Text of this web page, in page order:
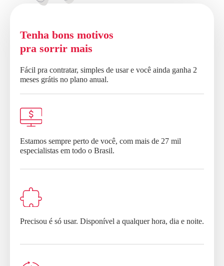
Tenha bons motivos
pra sorrir mais
Fácil pra contratar, simples de usar e você ainda ganha 2
meses grátis no plano anual.
Estamos sempre perto de você, com mais de 27 mil
especialistas em todo o Brasil.
Precisou é só usar. Disponível a qualquer hora, dia e noite.